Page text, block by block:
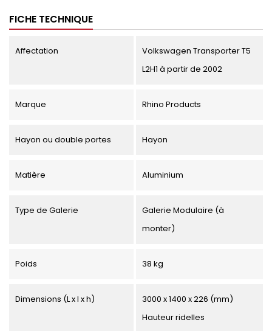
FICHE TECHNIQUE
Affectation
Volkswagen Transporter T5
L2H1 à partir de 2002
Marque Rhino Products
Hayon ou double portes Hayon
Matière Aluminium
Type de Galerie
Galerie Modulaire (à
monter)
Poids 38 kg
Dimensions (L x l x h)
3000 x 1400 x 226 (mm)
Hauteur ridelles